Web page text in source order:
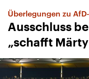
Überlegungen zu
Ausschluss
„schafft